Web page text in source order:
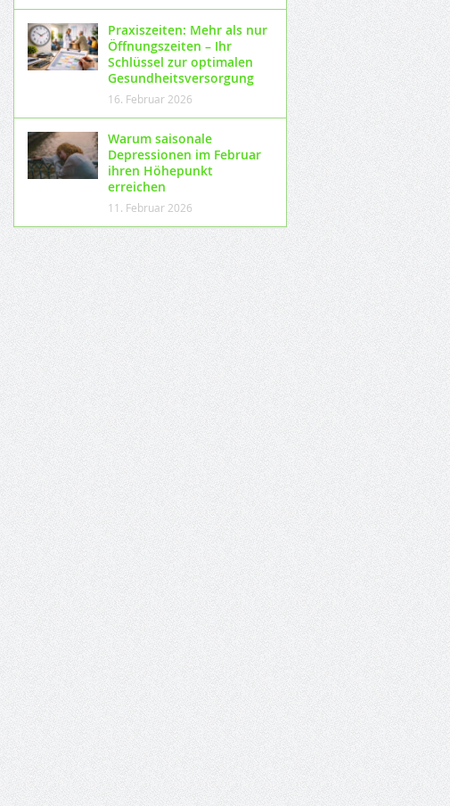
Praxiszeiten: Mehr als nur
Öffnungszeiten – Ihr
Schlüssel zur optimalen
Gesundheitsversorgung
16. Februar 2026
Warum saisonale
Depressionen im Februar
ihren Höhepunkt
erreichen
11. Februar 2026